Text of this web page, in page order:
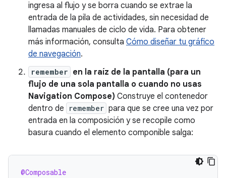
ingresa al flujo y se borra cuando se extrae la
entrada de la pila de actividades, sin necesidad de
llamadas manuales de ciclo de vida. Para obtener
más información, consulta Cómo diseñar tu gráfico
de navegación.
remember en la raíz de la pantalla (para un
flujo de una sola pantalla o cuando no usas
Navigation Compose) Construye el contenedor
dentro de
remember para que se cree una vez por
entrada en la composición y se recopile como
basura cuando el elemento componible salga:
@Composable